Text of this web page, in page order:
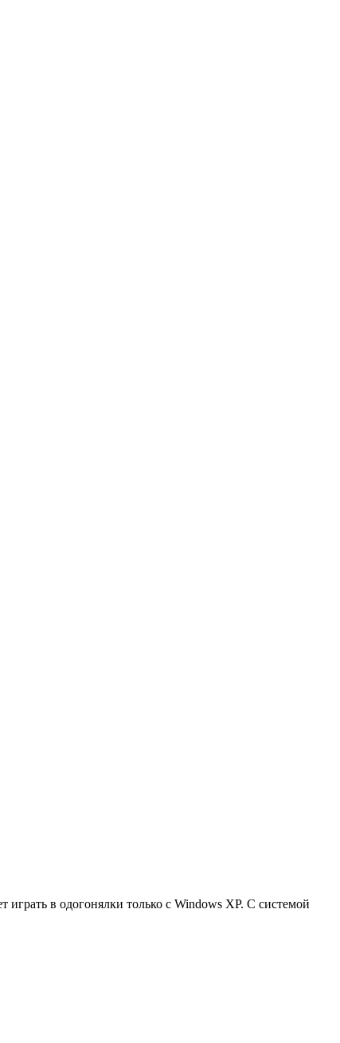
в одогонялки только с Windows XP. С системой